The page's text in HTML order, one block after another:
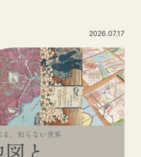
2026.07.17